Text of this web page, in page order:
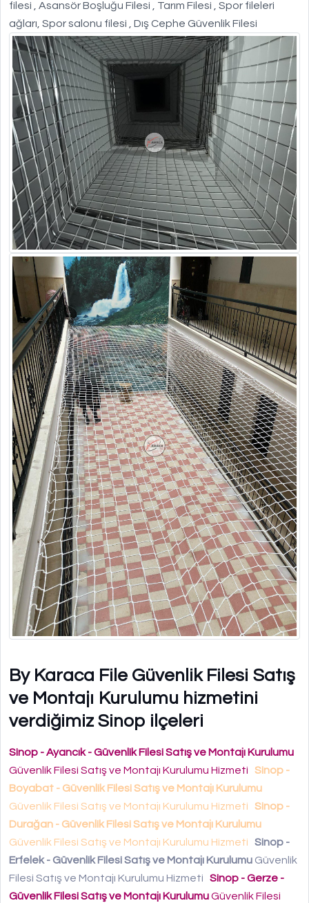
filesi , Asansör Boşluğu Filesi , Tarım Filesi , Spor fileleri
ağları, Spor salonu filesi , Dış Cephe Güvenlik Filesi
By Karaca File Güvenlik Filesi Satış
ve Montajı Kurulumu hizmetini
verdiğimiz Sinop ilçeleri
Sinop - Ayancık - Güvenlik Filesi Satış ve Montajı Kurulumu
Güvenlik Filesi Satış ve Montajı Kurulumu Hizmeti
Sinop -
Boyabat - Güvenlik Filesi Satış ve Montajı Kurulumu
Güvenlik Filesi Satış ve Montajı Kurulumu Hizmeti
Sinop -
Durağan - Güvenlik Filesi Satış ve Montajı Kurulumu
Güvenlik Filesi Satış ve Montajı Kurulumu Hizmeti
Sinop -
Erfelek - Güvenlik Filesi Satış ve Montajı Kurulumu Güvenlik
Filesi Satış ve Montajı Kurulumu Hizmeti
Sinop - Gerze -
Güvenlik Filesi Satış ve Montajı KurulumuGüvenlik Filesi